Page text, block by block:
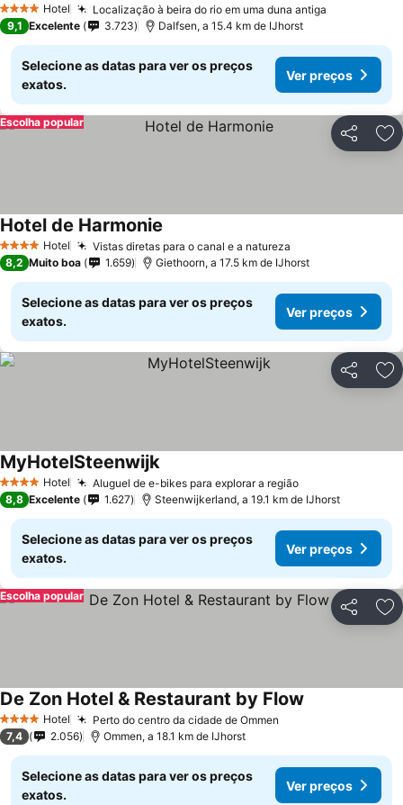
4 EstrelasHotel Localização à beira do rio em uma duna antiga
9,1 Excelente 3.723 Dalfsen, a 15.4 km de IJhorst
Selecione as datas para ver os preços
exatos.
Ver preços
Partilhar
Escolha popular
4 EstrelasHotel Vistas diretas para o canal e a natureza
Hotel de Harmonie
8,2 Muito boa 1.659 Giethoorn, a 17.5 km de IJhorst
Selecione as datas para ver os preços
exatos.
Ver preços
Partilhar
4 EstrelasHotel Aluguel de e-bikes para explorar a região
MyHotelSteenwijk
8,8 Excelente 1.627 Steenwijkerland, a 19.1 km de IJhorst
Selecione as datas para ver os preços
exatos.
Ver preços
Partilhar
Escolha popular
4 EstrelasHotel Perto do centro da cidade de Ommen
De Zon Hotel & Restaurant by Flow
7,4 2.056 Ommen, a 18.1 km de IJhorst
Selecione as datas para ver os preços
exatos.
Ver preços